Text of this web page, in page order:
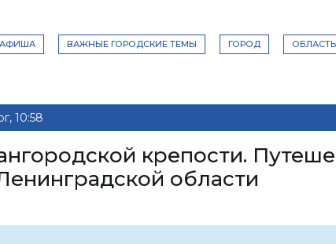
АФИША ВАЖНЫЕ ГОРОДСКИЕ ТЕМЫ ГОРОД ОБЛАСТЬ
10:58
крепости.
области